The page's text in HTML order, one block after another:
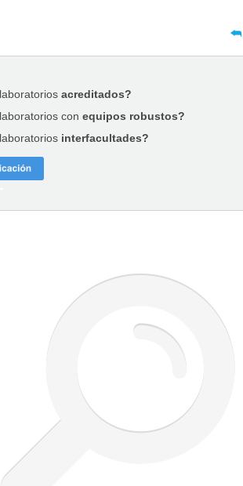
acreditados?
con equipos robustos?
interfacultades?